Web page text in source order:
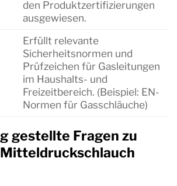
den Produktzertifizierungen
ausgewiesen.
Erfüllt relevante
Sicherheitsnormen und
Prüfzeichen für Gasleitungen
im Haushalts- und
Freizeitbereich. (Beispiel: EN-
Normen für Gasschläuche)
gestellte Fragen zu